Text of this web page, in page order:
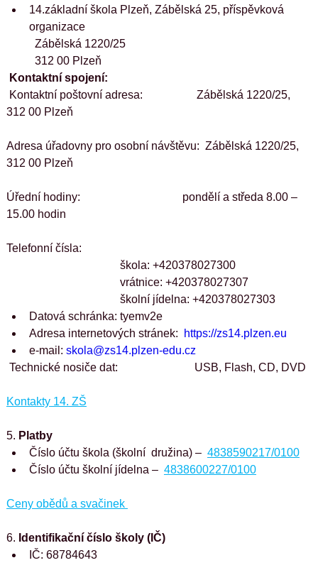
14.základní škola Plzeň, Zábělská 25, příspěvková
organizace
          Zábělská 1220/25
          312 00 Plzeň
Kontaktní spojení:
312 00 Plzeň
Adresa úřadovny pro osobní návštěvu:  Zábělská 1220/25,
312 00 Plzeň
Úřední hodiny:                                    pondělí a středa 8.00 –
15.00 hodin
Telefonní čísla:
škola: +420378027300
vrátnice: +420378027307
školní jídelna: +420378027303
Datová schránka: tyemv2e
Adresa internetových stránek:
https://zs14.plzen.eu
e-mail: skola@zs14.plzen-edu.cz
Technické nosiče dat:                           USB, Flash, CD, DVD
Kontakty 14. ZŠ
5. Platby
Číslo účtu škola (školní  družina) – 4838590217/0100
Číslo účtu školní jídelna – 4838600227/0100
Ceny obědů a svačinek
6. Identifikační číslo školy (IČ)
IČ: 68784643